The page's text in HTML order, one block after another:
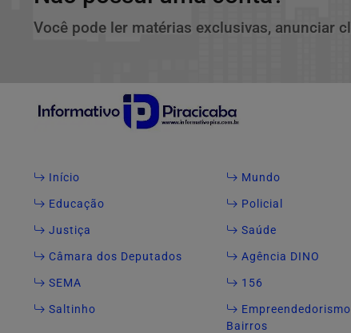
Você pode ler matérias exclusivas, anunciar
Início Mundo
Educação
Policial
Justiça
Saúde
Câmara dos Deputados
Agência DINO
SEMA
156
Saltinho
Bairros